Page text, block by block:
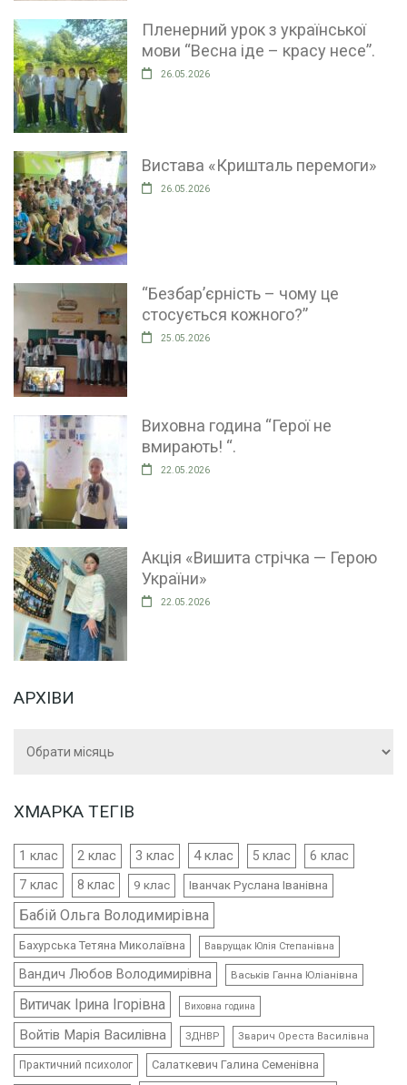
Пленерний урок з української
мови “Весна іде – красу несе”.
26.05.2026
Вистава «Кришталь перемоги»
26.05.2026
“Безбар’єрність – чому це
стосується кожного?”
25.05.2026
Виховна година “Герої не
вмирають! “.
22.05.2026
Акція «Вишита стрічка — Герою
України»
22.05.2026
АРХІВИ
ХМАРКА ТЕГІВ
1 клас 2 клас 3 клас 4 клас 5 клас 6 клас
7 клас 8 клас 9 клас Іванчак Руслана Іванівна
Бабій Ольга Володимирівна
Бахурська Тетяна Миколаївна Ваврущак Юлія Степанівна
Вандич Любов Володимирівна Васьків Ганна Юліанівна
Витичак Ірина Ігорівна Виховна година
Войтів Марія Василівна ЗДНВР Зварич Ореста Василівна
Практичний психолог Салаткевич Галина Семенівна